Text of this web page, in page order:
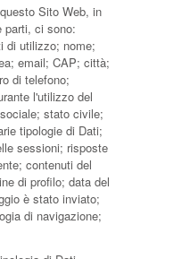
Sito Web, in
parti, ci sono:
di utilizzo; nome;
email; CAP; città;
di telefono;
l'utilizzo del
stato civile;
tipologie di Dati;
sessioni; risposte
contenuti del
di profilo; data del
è stato inviato;
di navigazione;